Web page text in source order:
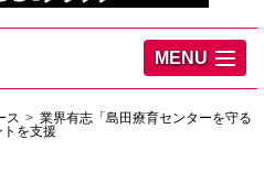
MENU
ス
業界有志「島田療育センターを守る
を支援